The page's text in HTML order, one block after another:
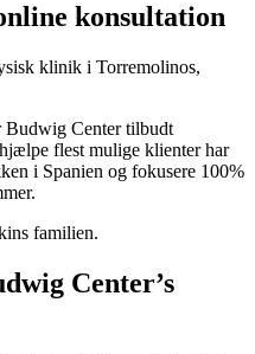
konsultation
klinik i Torremolinos,
Budwig Center tilbudt
flest mulige klienter har
i Spanien og fokusere 100%
familien.
Center’s